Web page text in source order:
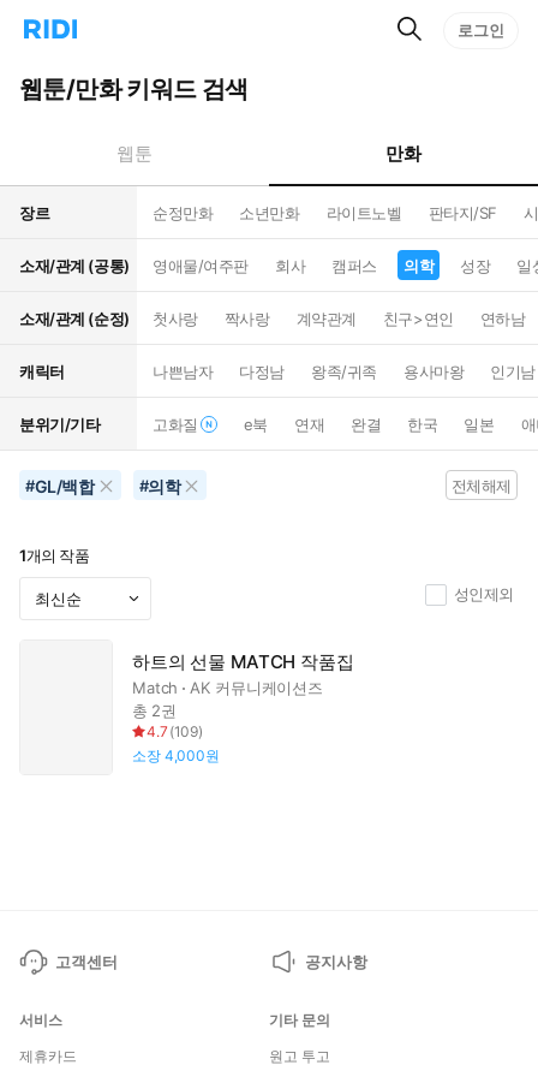
리
홈
으
턴
트
검
로그인
웹툰/만화 키워드 검색
웹툰 만화
장르 순정만화 소년만화 라이트노벨 판타지/SF
소재/관계 (공통) 영애물/여주판 회사 캠퍼스 의학 성장 일
소재/관계 (순정) 첫사랑 짝사랑 계약관계 친구>연인 연하남
캐릭터 나쁜남자 다정남 왕족/귀족 용사마왕 인기남
분위기/기타 고화질 e북 연재 완결 한국 일본
#GL/백합 #의학 전체해제
1개의 작품
성인제외
하트의 선물 MATCH 작품집
Match
AK 커뮤니케이션즈
총 2권
4.7 (109)
소장 4,000원
고객센터 공지사항
서비스
제휴카드
기타 문의
원고 투고